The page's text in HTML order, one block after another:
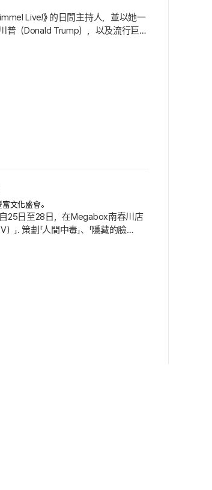
Live!》 的日間主持人，並以她一
普（Donald Trump），以及流行巨星
文化盛會。
25日至28日，在Megabox南春川店
. 策劃「人間中毒」、「隱藏的臉